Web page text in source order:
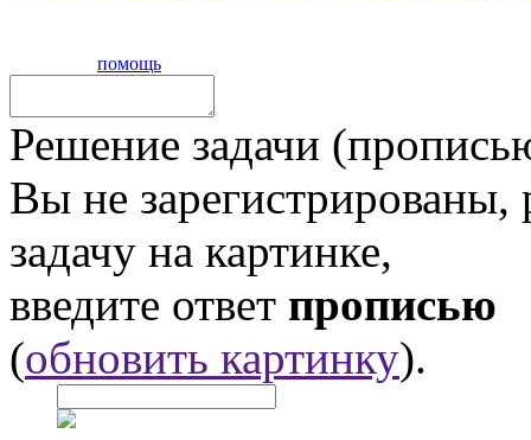
помощь
Решение задачи
Вы не
задачу на картинке,
введите ответ прописью
(обновить картинку).